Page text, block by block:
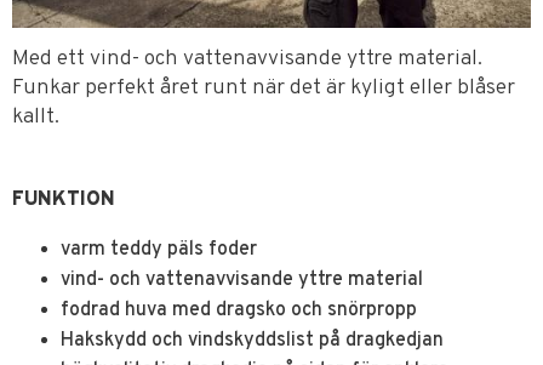
Med ett vind- och vattenavvisande yttre material.
Funkar perfekt året runt när det är kyligt eller blåser
kallt.
FUNKTION
varm teddy päls foder
vind- och vattenavvisande yttre material
fodrad huva med dragsko och snörpropp
Hakskydd och vindskyddslist på dragkedjan